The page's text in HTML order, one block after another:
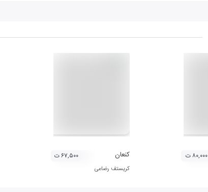
۸۰,۰۰۰ ت کنعان
کریستف رضاعی
۶۷,۵۰۰ ت